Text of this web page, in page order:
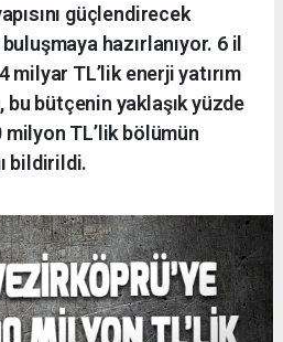
güçlendirecek
hazırlanıyor. 6 il
milyar TL’lik enerji yatırım
bu bütçenin yaklaşık yüzde
milyon TL’lik bölümün
bildirildi.